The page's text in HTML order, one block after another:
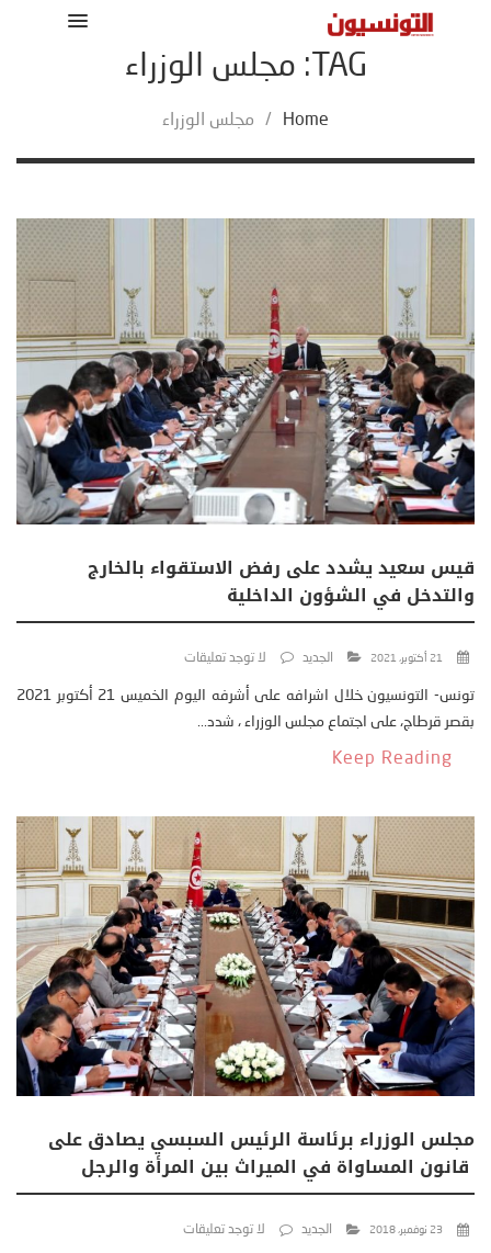
TAG: مجلس الوزراء
Home
/ مجلس الوزراء
قيس سعيد يشدد على رفض الاستقواء بالخارج
والتدخل في الشؤون الداخلية
21 أكتوبر، 2021 الجديد لا توجد تعليقات
تونس- التونسيون خلال اشرافه على أشرفه اليوم الخميس 21 أكتوبر 2021
بقصر قرطاج، على اجتماع مجلس الوزراء ، شدد...
Keep Reading
مجلس الوزراء برئاسة الرئيس السبسي يصادق على
قانون المساواة في الميراث بين المرأة والرجل
23 نوفمبر، 2018 الجديد لا توجد تعليقات